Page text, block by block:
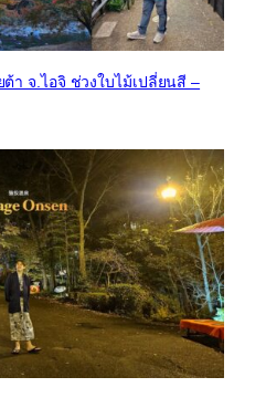
ต้า จ.ไอจิ ช่วงใบไม้เปลี่ยนสี –